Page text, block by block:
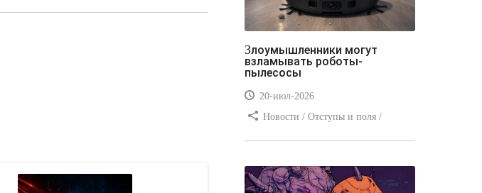
Злоумышленники могут
взламывать роботы-
пылесосы
20-июл-2026
Новости / Отступы и поля /
/ Текст / Цвет / Видео уроки